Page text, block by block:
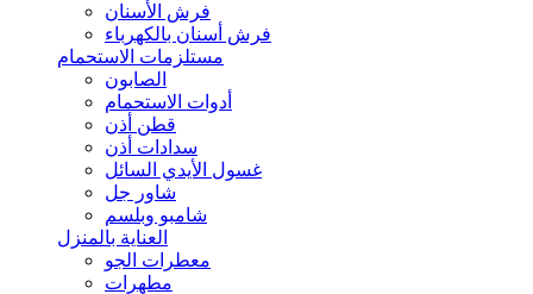
فرش الأسنان
فرش أسنان بالكهرباء
مستلزمات الاستحمام
الصابون
أدوات الاستحمام
قطن أذن
سدادات أذن
غسول الأيدي السائل
شاور جل
شامبو وبلسم
العناية بالمنزل
معطرات الجو
مطهرات